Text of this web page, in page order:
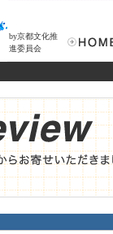
by京都文化推
進委員会